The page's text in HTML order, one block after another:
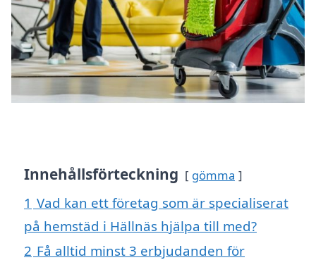
Innehållsförteckning gömma
1 Vad kan ett företag som är specialiserat
på hemstäd i Hällnäs hjälpa till med?
2 Få alltid minst 3 erbjudanden för